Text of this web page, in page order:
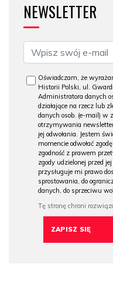
NEWSLETTER
Oświadczam, że
Historii Polski, ul.
Administratora danych
działające na rzecz lub
danych osob. (e-mail) w
otrzymywania
jej odwołania. Jestem
momencie odwołać
zgodność z prawem
zgody udzielonej przed
przysługuje mi prawo
sprostowania, do
danych, do sprzeciwu